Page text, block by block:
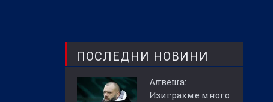
ПОСЛЕДНИ НОВИНИ
Алвеша:
Изиграхме много